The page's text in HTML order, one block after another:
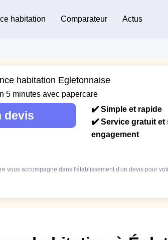
habitation Comparateur Actus
habitation Egletonnaise
5 minutes avec papercare
devis
✔️ Simple et rapide
✔️ Service gratuit et
engagement
vous accompagne dans l'établissement d'un devis pour